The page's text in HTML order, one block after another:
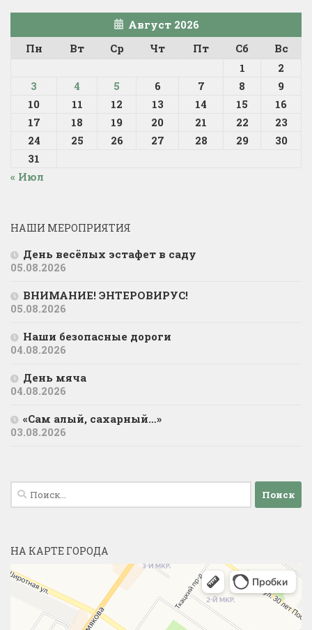
Август 2026
Пн
Вт Ср Чт Пт Сб
Вс
1
2
3
4 5 6 7 8
9
10
11 12 13 14 15
16
17
18 19 20 21 22
23
24
25 26 27 28 29
30
31
« Июл
НАШИ МЕРОПРИЯТИЯ
День весёлых эстафет в саду
05.08.2026
ВНИМАНИЕ! ЭНТЕРОВИРУС!
05.08.2026
Наши безопасные дороги
04.08.2026
День мяча
04.08.2026
«Сам алый, сахарный…»
03.08.2026
Найти:
НА КАРТЕ ГОРОДА